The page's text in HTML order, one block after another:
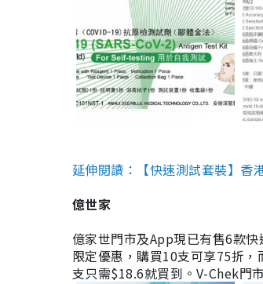
延伸閱讀：【快速測試套裝】
億世家
億家世門市及App現已有售6款
限定優惠，購買10支可享75折
支只需$18.6就買到。V-Chek門